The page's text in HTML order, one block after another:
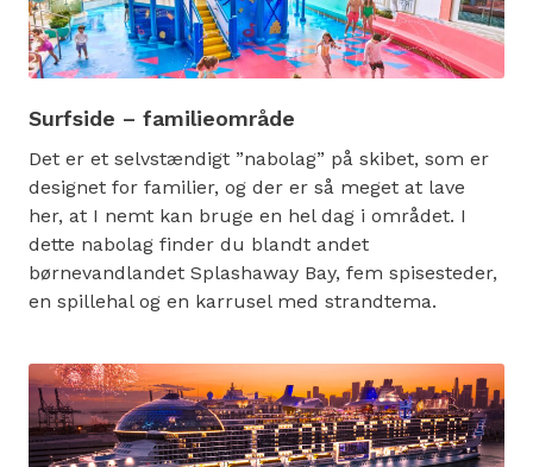
Surfside – familieområde
Det er et selvstændigt ”nabolag” på skibet, som er
designet for familier, og der er så meget at lave
her, at I nemt kan bruge en hel dag i området. I
dette nabolag finder du blandt andet
børnevandlandet Splashaway Bay, fem spisesteder,
en spillehal og en karrusel med strandtema.